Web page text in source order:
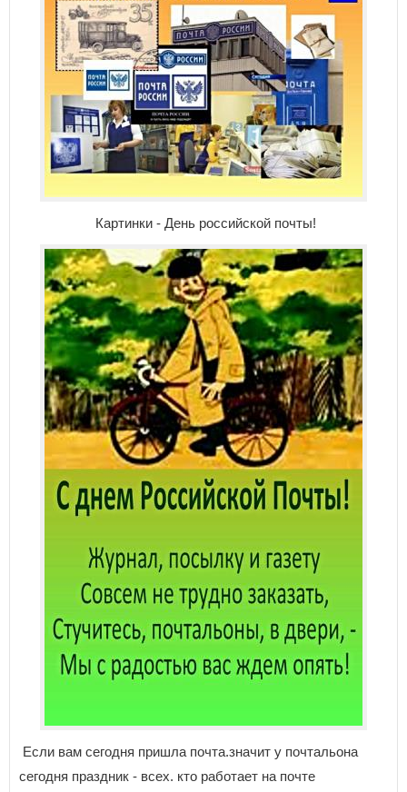
Картинки - День российской почты!
Если вам сегодня пришла почта.значит у почтальона
сегодня праздник - всех. кто работает на почте